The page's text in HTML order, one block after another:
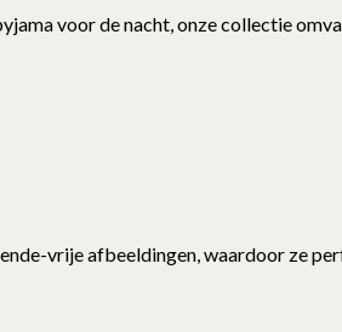
voor de nacht, onze collectie
vrije afbeeldingen, waardoor ze